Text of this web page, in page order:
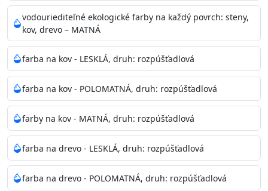
zachovaní priedušnosti vodných pár z natretých
povrchov. Má vynikajúcu kryciu schopnosť,
vysokú výdatnosť a výborný rozliv. Je možné ju tónovať v
bohatej škále odtieňov.
Odtieň: Biela + je možné tónovať podľa RAL, NCS,
Pantone
Informácie k aplikácií
Pred použitím farbu narieďte do 10% vodou podľa
spôsobu aplikácie. Dobre premiešajte a občas opakujte
aj počas náteru. Naneste jednu
vodouriediteľné ekologické farby na každý povrch: steny,
kov, drevo – MATNÁ
farba na kov - LESKLÁ, druh: rozpúšťadlová
farba na kov - POLOMATNÁ, druh: rozpúšťadlová
farby na kov - MATNÁ, druh: rozpúšťadlová
farba na drevo - LESKLÁ, druh: rozpúšťadlová
farba na drevo - POLOMATNÁ, druh: rozpúšťadlová